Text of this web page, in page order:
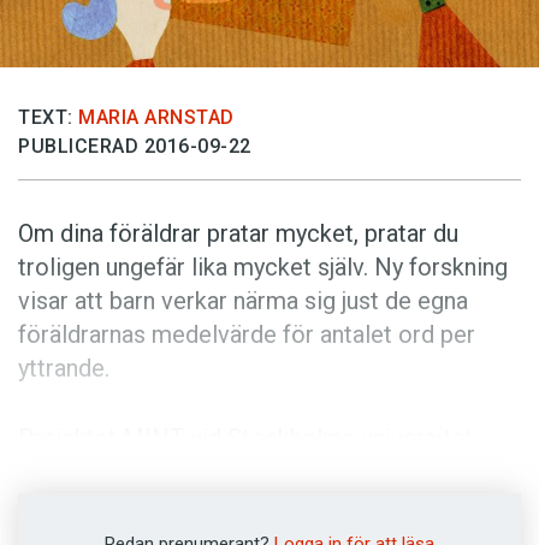
Anmäl till språkpolisen
Föreslå nyord
Annonsera
Prenumerera
Press
TEXT: MARIA ARNSTAD
PUBLICERAD 2016-09-22
Om dina föräldrar pratar mycket, pratar du
troligen ungefär lika mycket själv. Ny forskning
visar att barn verkar närma sig just de egna
föräldrarnas medelvärde för antalet ord per
yttrande.
lingvisten David Pagmar kartlagt föräldrarnas